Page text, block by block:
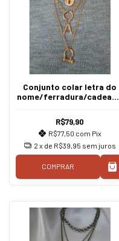
Conjunto colar letra do
nome/ferradura/cadeado
R$79,90
R$77,50 com Pix
2 x de R$39,95 sem juros
COMPRAR